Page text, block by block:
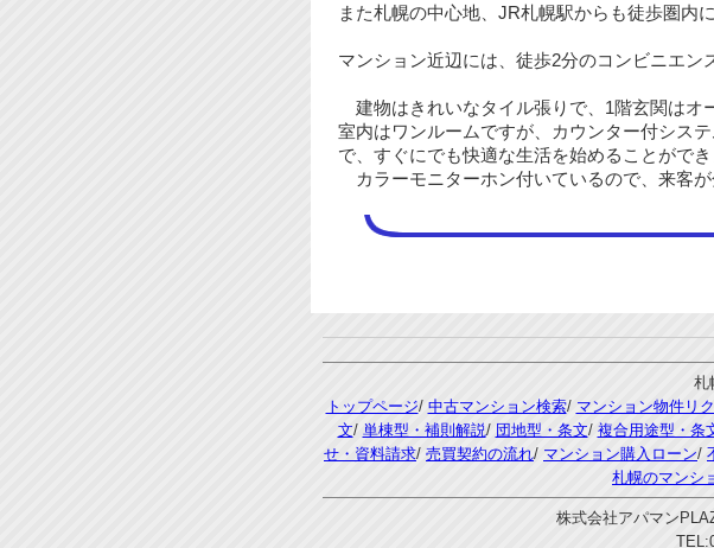
また札幌の中心地、JR札幌駅からも徒歩圏内
マンション近辺には、徒歩2分のコンビニエン
建物はきれいなタイル張りで、1階玄関はオ
室内はワンルームですが、カウンター付シス
で、すぐにでも快適な生活を始めることができ
カラーモニターホン付いているので、来客が
札
トップページ/ 中古マンション検索/ マンション物件リ
文/ 単棟型・補則解説/ 団地型・条文/ 複合用途型・条
せ・資料請求/ 売買契約の流れ/ マンション購入ローン/
札幌のマンシ
株式会社アパマン